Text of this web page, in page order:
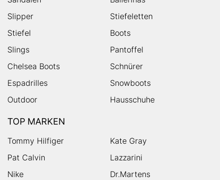
Slipper
Stiefeletten
Stiefel
Boots
Slings
Pantoffel
Chelsea Boots
Schnürer
Espadrilles
Snowboots
Outdoor
Hausschuhe
TOP MARKEN
Tommy Hilfiger
Kate Gray
Pat Calvin
Lazzarini
Nike
Dr.Martens